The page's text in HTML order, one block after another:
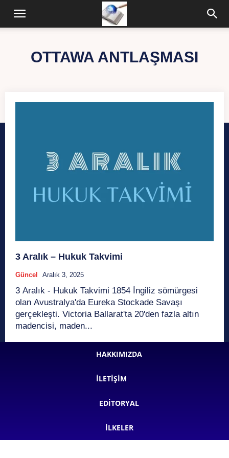
OTTAWA ANTLAŞMASI
3 Aralık – Hukuk Takvimi
Güncel Aralık 3, 2025
3 Aralık - Hukuk Takvimi 1854 İngiliz sömürgesi
olan Avustralya'da Eureka Stockade Savaşı
gerçekleşti. Victoria Ballarat'ta 20'den fazla altın
madencisi, maden...
HAKKIMIZDA
İLETIŞIM
EDITORYAL
İLKELER